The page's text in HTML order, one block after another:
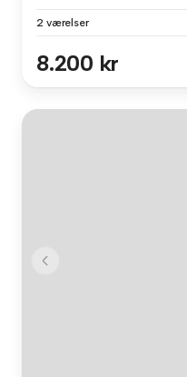
2 værelser
8.200 kr